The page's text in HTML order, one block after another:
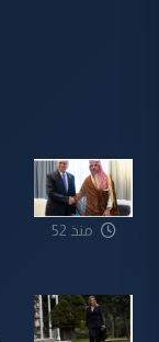
منذ 52